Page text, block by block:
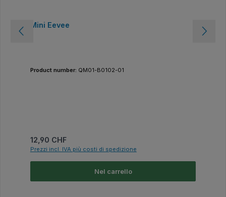
Mini Eevee
Product number: QM01-B0102-01
Prezzo normale:
12,90 CHF
Prezzi incl. IVA più costi di spedizione
Nel carrello